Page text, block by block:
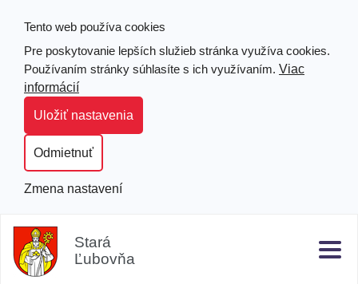
Tento web používa cookies
Pre poskytovanie lepších služieb stránka využíva cookies.
Používaním stránky súhlasíte s ich využívaním. Viac
informácií
Uložiť nastavenia
Odmietnuť
Zmena nastavení
obsahu
Stará
Ľubovňa